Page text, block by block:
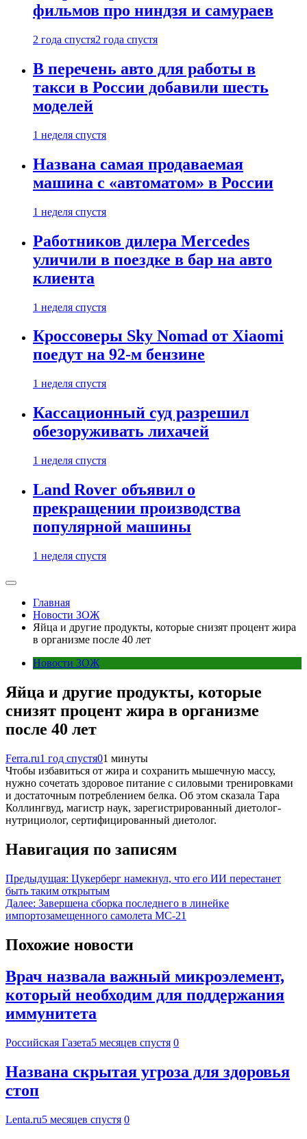
фильмов про ниндзя и самураев
2 года спустя2 года спустя
В перечень авто для работы в
такси в России добавили шесть
моделей
1 неделя спустя
Названа самая продаваемая
машина с «автоматом» в России
1 неделя спустя
Работников дилера Mercedes
уличили в поездке в бар на авто
клиента
1 неделя спустя
Кроссоверы Sky Nomad от Xiaomi
поедут на 92-м бензине
1 неделя спустя
Кассационный суд разрешил
обезоруживать лихачей
1 неделя спустя
Land Rover объявил о
прекращении производства
популярной машины
1 неделя спустя
Главная
Новости ЗОЖ
Яйца и другие продукты, которые снизят процент жира
в организме после 40 лет
Новости ЗОЖ
Яйца и другие продукты, которые
снизят процент жира в организме
после 40 лет
Ferra.ru1 год спустя01 минуты
Чтобы избавиться от жира и сохранить мышечную массу,
нужно сочетать здоровое питание с силовыми тренировками
и достаточным потреблением белка. Об этом сказала Тара
Коллингвуд, магистр наук, зарегистрированный диетолог-
нутрициолог, сертифицированный диетолог.
Навигация по записям
Предыдущая: Цукерберг намекнул, что его ИИ перестанет
быть таким открытым
Далее: Завершена сборка последнего в линейке
импортозамещенного самолета МС-21
Похожие новости
Врач назвала важный микроэлемент,
который необходим для поддержания
иммунитета
Российская Газета5 месяцев спустя 0
Названа скрытая угроза для здоровья
стоп
Lenta.ru5 месяцев спустя 0